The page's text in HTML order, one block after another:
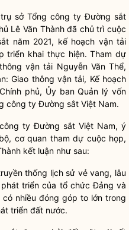
sở Tổng công ty Đường sắt
Lê Văn Thành đã chủ trì cuộc
năm 2021, kế hoạch vận tải
triển khai thực hiện. Tham dự
vận tải Nguyễn Văn Thể,
Giao thông vận tải, Kế hoạch
phủ, Ủy ban Quản lý vốn
công ty Đường sắt Việt Nam.
ty Đường sắt Việt Nam, ý
cơ quan tham dự cuộc họp,
kết luận như sau:
thống lịch sử vẻ vang, lâu
triển của tổ chức Đảng và
nhiều đóng góp to lớn trong
triển đất nước.